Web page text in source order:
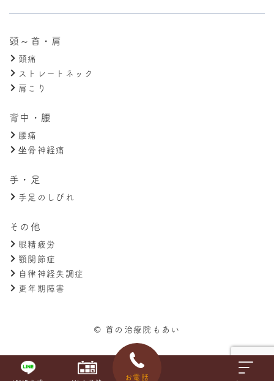
お電話
頭～首・肩
頭痛
ストレートネック
肩こり
背中・腰
腰痛
坐骨神経痛
手・足
手足のしびれ
その他
眼精疲労
顎関節症
自律神経失調症
更年期障害
© 首の治療院もあい